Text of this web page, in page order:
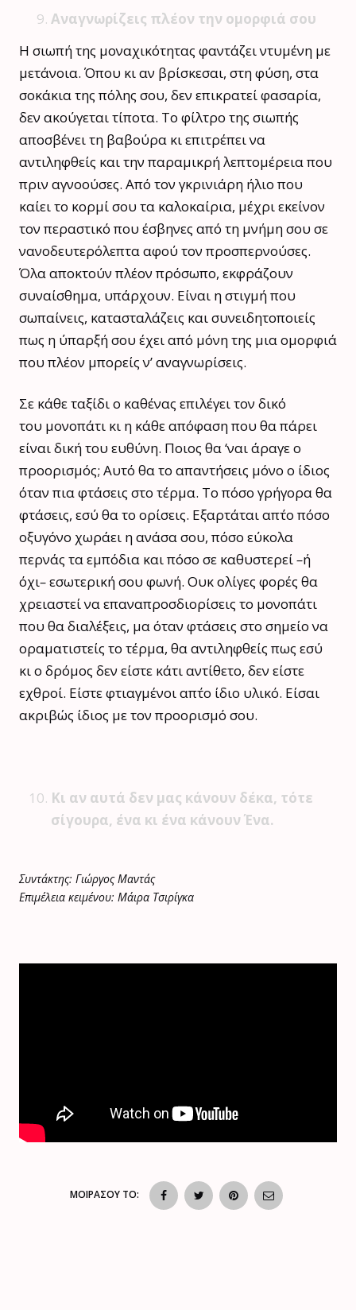
Αναγνωρίζεις πλέον την ομορφιά σου
Η σιωπή της μοναχικότητας φαντάζει ντυμένη με
μετάνοια. Όπου κι αν βρίσκεσαι, στη φύση, στα
σοκάκια της πόλης σου, δεν επικρατεί φασαρία,
δεν ακούγεται τίποτα. Το φίλτρο της σιωπής
αποσβένει τη βαβούρα κι επιτρέπει να
αντιληφθείς και την παραμικρή λεπτομέρεια που
πριν αγνοούσες. Από τον γκρινιάρη ήλιο που
καίει το κορμί σου τα καλοκαίρια, μέχρι εκείνον
τον περαστικό που έσβηνες από τη μνήμη σου σε
νανοδευτερόλεπτα αφού τον προσπερνούσες.
Όλα αποκτούν πλέον πρόσωπο, εκφράζουν
συναίσθημα, υπάρχουν. Είναι η στιγμή που
σωπαίνεις, κατασταλάζεις και συνειδητοποιείς
πως η ύπαρξή σου έχει από μόνη της μια ομορφιά
που πλέον μπορείς ν’ αναγνωρίσεις.
Σε κάθε ταξίδι ο καθένας επιλέγει τον δικό
του μονοπάτι κι η κάθε απόφαση που θα πάρει
είναι δική του ευθύνη. Ποιος θα ‘ναι άραγε ο
προορισμός; Αυτό θα το απαντήσεις μόνο ο ίδιος
όταν πια φτάσεις στο τέρμα. Το πόσο γρήγορα θα
φτάσεις, εσύ θα το ορίσεις. Εξαρτάται απ΄το πόσο
οξυγόνο χωράει η ανάσα σου, πόσο εύκολα
περνάς τα εμπόδια και πόσο σε καθυστερεί–ή
όχι–εσωτερική σου φωνή. Ουκ ολίγες φορές θα
χρειαστεί να επαναπροσδιορίσεις το μονοπάτι
που θα διαλέξεις, μα όταν φτάσεις στο σημείο να
οραματιστείς το τέρμα, θα αντιληφθείς πως εσύ
κι ο δρόμος δεν είστε κάτι αντίθετο, δεν είστε
εχθροί. Είστε φτιαγμένοι απ΄το ίδιο υλικό. Είσαι
ακριβώς ίδιος με τον προορισμό σου.
Κι αν αυτά δεν μας κάνουν δέκα, τότε
σίγουρα, ένα κι ένα κάνουν Ένα.
Συντάκτης: Γιώργος Μαντάς
Επιμέλεια κειμένου: Μάιρα Τσιρίγκα
ΜΟΙΡΑΣΟΥ ΤΟ: